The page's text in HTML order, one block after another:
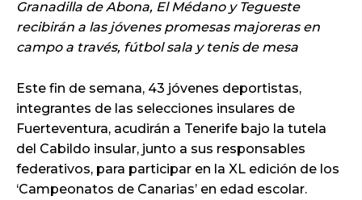
Granadilla de Abona, El Médano y Tegueste
recibirán a las jóvenes promesas majoreras en
campo a través, fútbol sala y tenis de mesa
Este fin de semana, 43 jóvenes deportistas,
integrantes de las selecciones insulares de
Fuerteventura, acudirán a Tenerife bajo la tutela
del Cabildo insular, junto a sus responsables
federativos, para participar en la XL edición de los
‘Campeonatos de Canarias’ en edad escolar.